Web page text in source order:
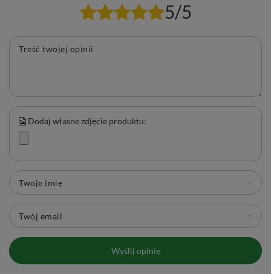
5/5
Treść twojej opinii
Dodaj własne zdjęcie produktu:
Twoje imię
Twój email
Wyślij opinię